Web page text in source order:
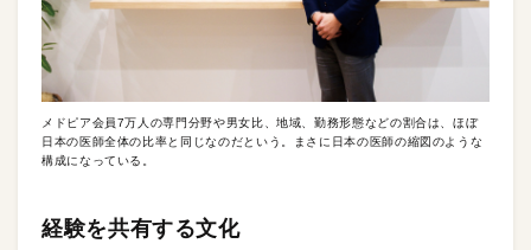
メドピア会員7万人の専門分野や男女比、地域、勤務形態などの割合は、ほぼ
日本の医師全体の比率と同じなのだという。まさに日本の医師の縮図のような
構成になっている。
経験を共有する文化